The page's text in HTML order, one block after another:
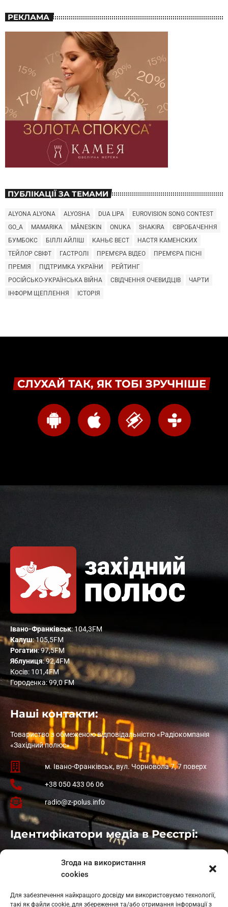
Згода на використання
cookies
Для забезпечення найкращого досвіду ми використовуємо технології,
такі як файли cookie, для збереження та/або отримання інформації з
РЕКЛАМА
ПУБЛІКАЦІЇ ЗА ТЕМАМИ
ALYONA ALYONA ALYOSHA DUA LIPA
EUROVISION SONG CONTEST
GO_A
MAMARIKA MÅNESKIN ONUKA SHAKIRA
ЄВРОБАЧЕННЯ
БУМБОКС
БІЛЛІ АЙЛІШ КАНЬЄ ВЕСТ
НАСТЯ КАМЕНСКИХ
ТЕЙЛОР СВІФТ
ГАСТРОЛІ ПРЕМ'ЄРА ВІДЕО
ПРЕМ'ЄРА ПІСНІ
ПРЕМІЯ
ПІДТРИМКА УКРАЇНИ
РЕЙТИНГ
РОСІЙСЬКО-УКРАЇНСЬКА ВІЙНА
СВІДЧЕННЯ ОЧЕВИДЦІВ
ЧАРТИ
ІНФОРМ ЩЕПЛЕННЯ
ІСТОРІЯ
СЛУХАЙ ТАК, ЯК ТОБІ ЗРУЧНІШЕ
Івано-Франківськ: 104,3FM
Калуш: 105,5FM
Рогатин: 97,5FM
Яблуниця: 92,4FM
Косів: 101,4FM
Городенка: 99,0 FM
Наші контакти:
Товариство з обмеженою відповідальністю «Радіокомпанія
«Західний полюс»
м. Івано-Франківськ, вул. Чорновола 7, 7 поверх
+38 050 433 06 06
radio@z-polus.info
Ідентифікатори медіа в Реєстрі:
: L11-01410
: L11-01801
Косів: L11-01805